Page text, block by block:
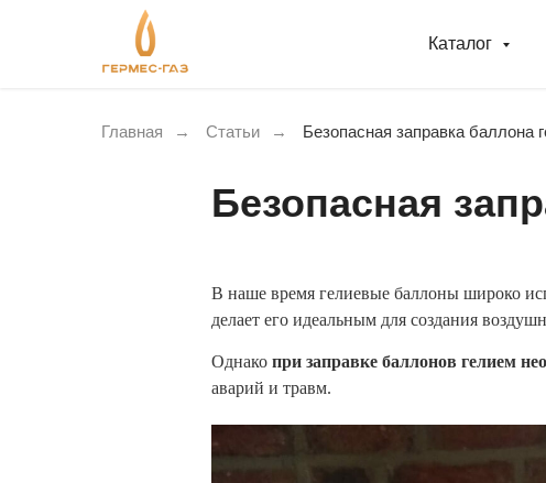
Каталог
Главная → Статьи → Безопасная заправка баллона
Безопасная
В наше время гелиевые баллоны широко
делает его идеальным для создания
Однако при заправке баллонов гелием
аварий и травм.